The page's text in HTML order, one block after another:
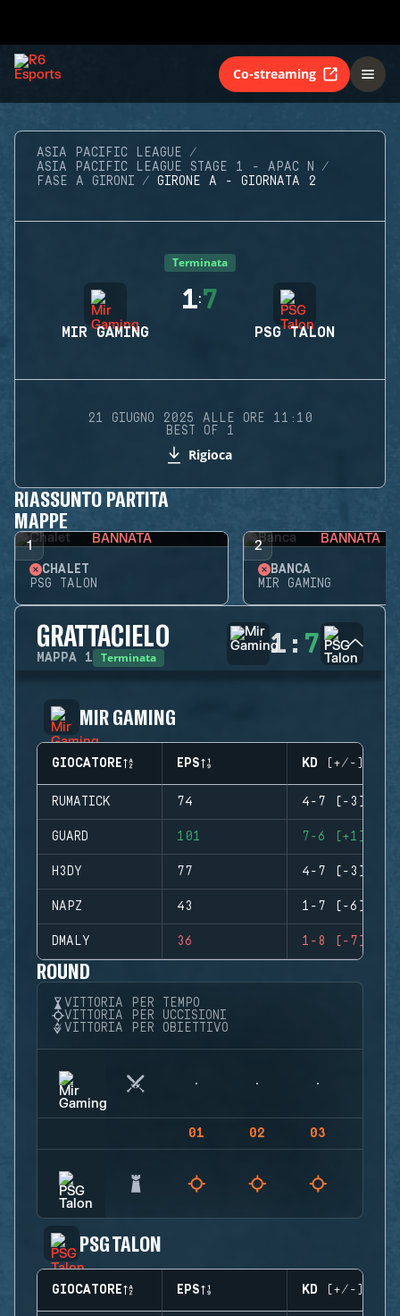
Co-streaming
ASIA PACIFIC LEAGUE
ASIA PACIFIC LEAGUE STAGE 1 - APAC N
FASE A GIRONI
GIRONE A - GIORNATA 2
Terminata
MIR GAMING
1:7
PSG TALON
21 GIUGNO 2025 ALLE ORE 11:10
BEST OF 1
Rigioca
RIASSUNTO PARTITA
MAPPE
1 BANNATA
CHALET
PSG TALON
2 BANNATA
BANCA
MIR GAMING
GRATTACIELO
MAPPA 1 Terminata 1 : 7
MIR GAMING
GIOCATORE EPS KD (+/-)
RUMATICK 74 4-7 (-3)
GUARD 101 7-6 (+1)
H3DY 77 4-7 (-3)
NAPZ 43 1-7 (-6)
DMALY 36 1-8 (-7)
ROUND
VITTORIA PER TEMPO
VITTORIA PER UCCISIONI
VITTORIA PER OBIETTIVO
01 02 03
PSG TALON
GIOCATORE EPS KD (+/-)